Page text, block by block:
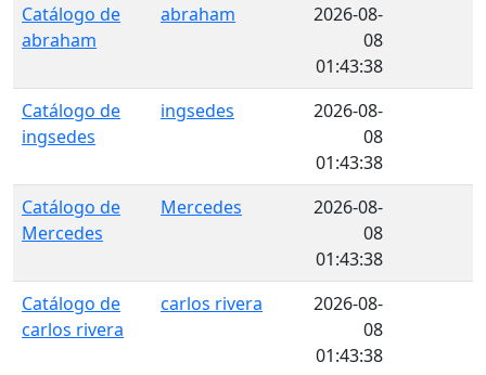
Catálogo de
abraham
abraham
2026-08-
08
01:43:38
Catálogo de
ingsedes
ingsedes
2026-08-
08
01:43:38
Catálogo de
Mercedes
Mercedes
2026-08-
08
01:43:38
Catálogo de
carlos rivera
carlos rivera
2026-08-
08
01:43:38